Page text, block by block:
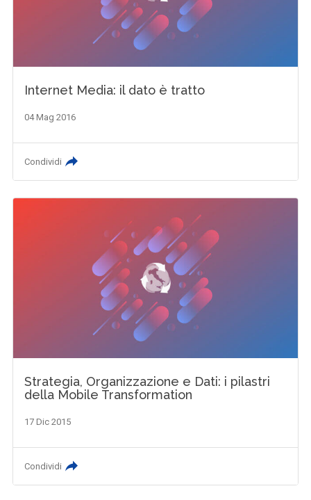
Internet Media: il dato è tratto
04 Mag 2016
Condividi
Strategia, Organizzazione e Dati: i pilastri
della Mobile Transformation
17 Dic 2015
Condividi